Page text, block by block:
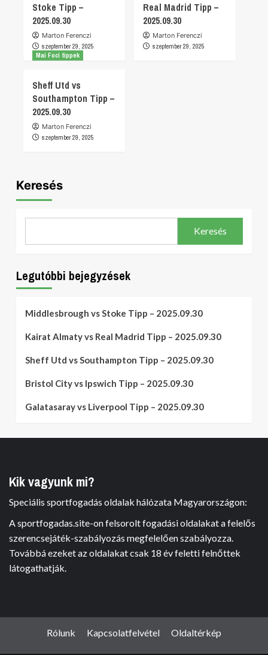
Stoke Tipp –
2025.09.30
Marton Ferenczi
szeptember 29, 2025
Real Madrid Tipp –
2025.09.30
Marton Ferenczi
szeptember 29, 2025
Mai Foci tippek
Sheff Utd vs
Southampton Tipp –
2025.09.30
Marton Ferenczi
szeptember 29, 2025
Keresés
Keresés
Legutóbbi bejegyzések
Middlesbrough vs Stoke Tipp – 2025.09.30
Kairat Almaty vs Real Madrid Tipp – 2025.09.30
Sheff Utd vs Southampton Tipp – 2025.09.30
Bristol City vs Ipswich Tipp – 2025.09.30
Galatasaray vs Liverpool Tipp – 2025.09.30
Kik vagyunk mi?
Speciális sportfogadás oldalak hálózata Magyarországon:
A sportfogadas.site-on felsorolt fogadási oldalakat a felelős
szerencsejáték-szabályozás megfelelően szabályozza.
Továbbá ezeket az oldalakat csak 18 év feletti felnőttek
látogathatják.
Rólunk Kapcsolatfelvétel Oldaltérkép